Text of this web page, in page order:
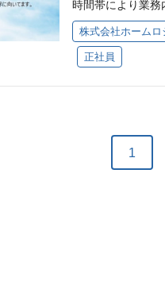
う安全管理をお
故障分析、対策起
務改善 ・作業工
領域を増やす 「
◇メンバーへのス
を実行する ◇設
生する初期不具
時間帯により業務
時の復旧対応、設
中点検、設備の整
ャトル式自動倉
管理をおこなう
に基づいて複数
株式会社ホームロ
正社員
1